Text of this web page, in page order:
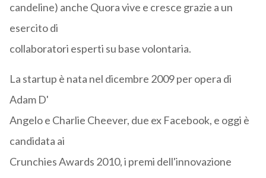
candeline) anche Quora vive e cresce grazie a un
esercito di
collaboratori esperti su base volontaria.
La startup è nata nel dicembre 2009 per opera di
Adam D'
Angelo e Charlie Cheever, due ex Facebook, e oggi è
candidata ai
Crunchies Awards 2010, i premi dell'innovazione